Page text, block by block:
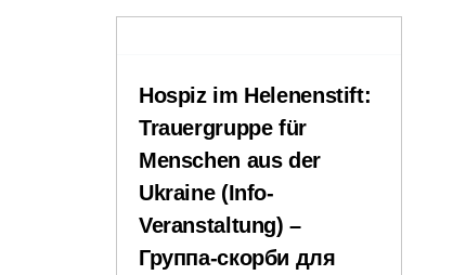
Hospiz im Helenenstift:
Trauergruppe für
Menschen aus der
Ukraine (Info-
Veranstaltung) –
Группа-скорби для